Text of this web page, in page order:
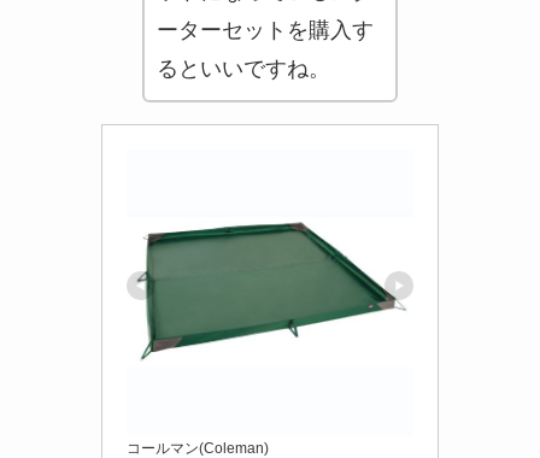
ーターセットを購入す
るといいですね。
コールマン(Coleman)